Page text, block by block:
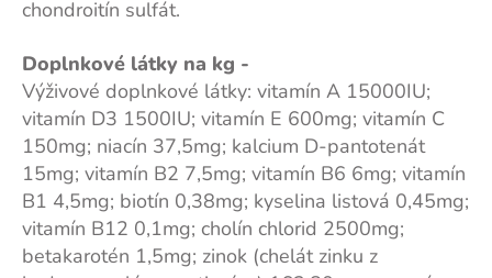
chondroitín sulfát.
Doplnkové látky na kg -
Výživové doplnkové látky: vitamín A 15000IU;
vitamín D3 1500IU; vitamín E 600mg; vitamín C
150mg; niacín 37,5mg; kalcium D-pantotenát
15mg; vitamín B2 7,5mg; vitamín B6 6mg; vitamín
B1 4,5mg; biotín 0,38mg; kyselina listová 0,45mg;
vitamín B12 0,1mg; cholín chlorid 2500mg;
betakarotén 1,5mg; zinok (chelát zinku z